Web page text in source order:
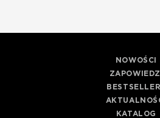
NOWOŚCI
ZAPOWIEDZI
KATALOG